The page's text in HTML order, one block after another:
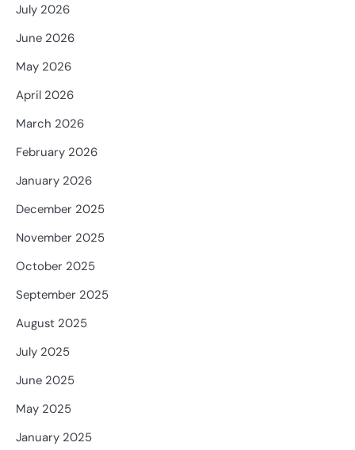
July 2026
June 2026
May 2026
April 2026
March 2026
February 2026
January 2026
December 2025
November 2025
October 2025
September 2025
August 2025
July 2025
June 2025
May 2025
January 2025